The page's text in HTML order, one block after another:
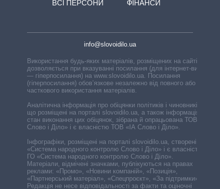
ВСІ ПЕРСОНИ
ФІНАНСИ
info@slovoidilo.ua
Використання будь-яких матеріалів, розміщених на сайті,
дозволяється при вказуванні посилання (для інтернет-видань
— гіперпосилання) на www.slovoidilo.ua. Посилання
(гіперпосилання) обов’язкове незалежно від повного або
часткового використання матеріалів.
Аналітична інформація про обіцянки політиків і чиновників,
що розміщені на порталі slovoidilo.ua, а також інформація про
стан виконання цих обіцянок, зібрана й опрацьована ТОВ «ІА
Слово і Діло» і є власністю ТОВ «ІА Слово і Діло».
Інфографіки, розміщені на порталі slovoidilo.ua, створені ГО
«Система народного контролю Слово і Діло» і є власністю
ГО «Система народного контролю Слово і Діло».
Матеріали, відмічені значками, публікуються на правах
реклами: «Промо», «Новини компаній», «Позиція»,
«Партнерський матеріал», «Спецпроєкт», «За підтримки».
Редакція не несе відповідальності за факти та оціночні